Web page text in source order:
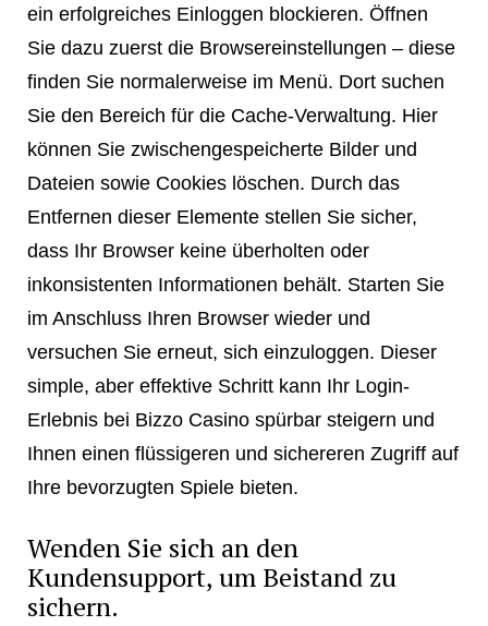
ein erfolgreiches Einloggen blockieren. Öffnen
Sie dazu zuerst die Browsereinstellungen – diese
finden Sie normalerweise im Menü. Dort suchen
Sie den Bereich für die Cache-Verwaltung. Hier
können Sie zwischengespeicherte Bilder und
Dateien sowie Cookies löschen. Durch das
Entfernen dieser Elemente stellen Sie sicher,
dass Ihr Browser keine überholten oder
inkonsistenten Informationen behält. Starten Sie
im Anschluss Ihren Browser wieder und
versuchen Sie erneut, sich einzuloggen. Dieser
simple, aber effektive Schritt kann Ihr Login-
Erlebnis bei Bizzo Casino spürbar steigern und
Ihnen einen flüssigeren und sichereren Zugriff auf
Ihre bevorzugten Spiele bieten.
Wenden Sie sich an den
Kundensupport, um Beistand zu
sichern.